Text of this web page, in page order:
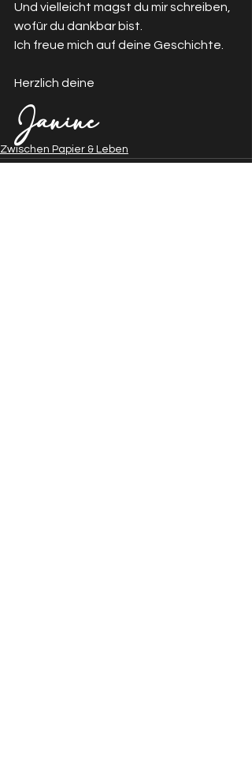
Und vielleicht magst du mir schreiben,
wofür du dankbar bist.
Ich freue mich auf deine Geschichte.
Herzlich deine
Janine
Zwischen Papier & Leben